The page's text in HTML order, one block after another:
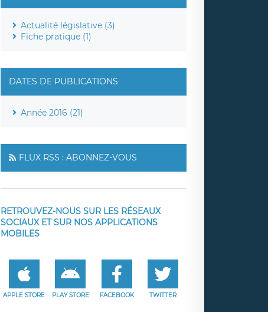
Actualité législative (3)
Fiche pratique (1)
DATES DE PUBLICATIONS
Année 2016 (21)
FLUX RSS : ABONNEZ-VOUS
RETROUVEZ-NOUS SUR LES RÉSEAUX
SOCIAUX ET SUR NOS APPLICATIONS
MOBILES
APPLE STORE PLAY STORE FACEBOOK TWITTER